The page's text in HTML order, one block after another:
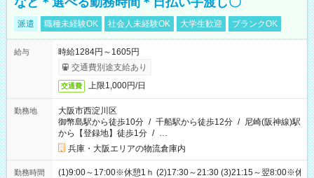
派遣 職種未経験OK 社会人未経験OK 大学生歓迎 ブランクOK
給与
時給1284円～1605円
交通費別途支給あり
交通費 上限1,000円/日
勤務地
大阪市西淀川区
御幣島駅から徒歩10分 / 千船駅から徒歩12分 / 尼崎(阪神線)駅
から【登録地】徒歩1分 / …
兵庫・大阪エリアの物流倉庫内
勤務時間
(1)9:00～17:00※休憩1ｈ (2)17:30～21:30 (3)21:15～翌8:00※休